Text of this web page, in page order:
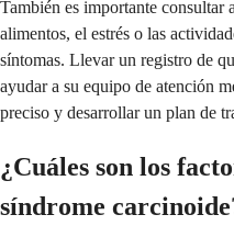
También es importante consultar
alimentos, el estrés o las
síntomas. Llevar un registro de
ayudar a su equipo de atención
preciso y desarrollar un plan de
¿Cuáles son los
síndrome